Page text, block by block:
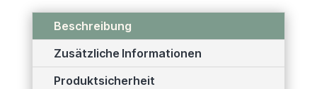
Beschreibung
Zusätzliche Informationen
Produktsicherheit